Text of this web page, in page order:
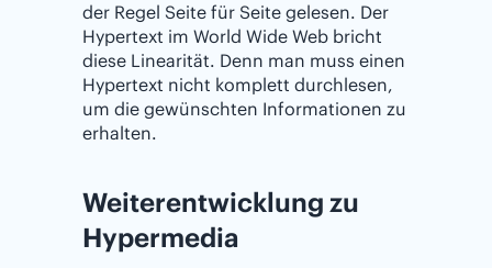
der Regel Seite für Seite gelesen. Der
Hypertext im World Wide Web bricht
diese Linearität. Denn man muss einen
Hypertext nicht komplett durchlesen,
um die gewünschten Informationen zu
erhalten.
Weiterentwicklung zu
Hypermedia